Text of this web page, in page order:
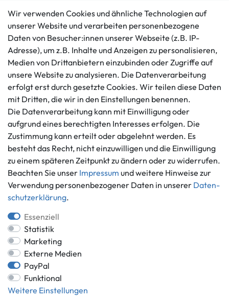
Kundenservice
+49 421 596586
Mo. - Fr. 9 - 16 Uhr
info@gameworld.de
Kontaktformular
Rechtliches
AGB
Impressum
Datenschutzerklärung
Barrierefreiheitserklärung
Widerrufs­recht
Vertrag widerrufen
Informationen
Ankauf
Über uns
Häufig gestellte Fragen
Zahlung und Versand
Batterieentsorgung
Zahlungsmöglichkeiten
*Alle Preise inkl. gesetzlicher MwSt.,
** gilt für Lieferungen innerhalb Deutschlands, Lieferzeiten für andere
Länder entnehmen Sie bitte der Schaltfläche mit den
Wir verwenden Cookies und ähnliche Technologien auf
unserer Website und verarbeiten personenbezogene
Daten von Besucher:innen unserer Webseite (z.B. IP-
Adresse), um z.B. Inhalte und Anzeigen zu personalisieren,
Medien von Drittanbietern einzubinden oder Zugriffe auf
unsere Website zu analysieren. Die Datenverarbeitung
erfolgt erst durch gesetzte Cookies. Wir teilen diese Daten
mit Dritten, die wir in den Einstellungen benennen.
Die Datenverarbeitung kann mit Einwilligung oder
aufgrund eines berechtigten Interesses erfolgen. Die
Zustimmung kann erteilt oder abgelehnt werden. Es
besteht das Recht, nicht einzuwilligen und die Einwilligung
zu einem späteren Zeitpunkt zu ändern oder zu widerrufen.
Beachten Sie unser Impressum und weitere Hinweise zur
Verwendung personenbezogener Daten in unserer Daten­
schutz­erklärung.
Essenziell
Statistik
Marketing
Externe Medien
PayPal
Funktional
Weitere Einstellungen